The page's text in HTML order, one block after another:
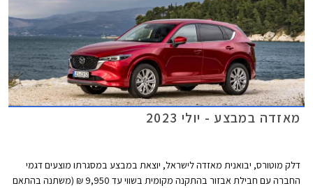
מאזדה במבצע - יולי 2023
דלק מוטורס, יבואנית מאזדה לישראל, יוצאת במבצע במסגרתו מוצעים דגמי
החברה עם חבילת אבזור בהתקנה מקומית בשווי עד 9,950 ₪ (משתנה בהתאם